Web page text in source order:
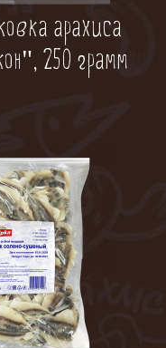
арахиса
250 грамм